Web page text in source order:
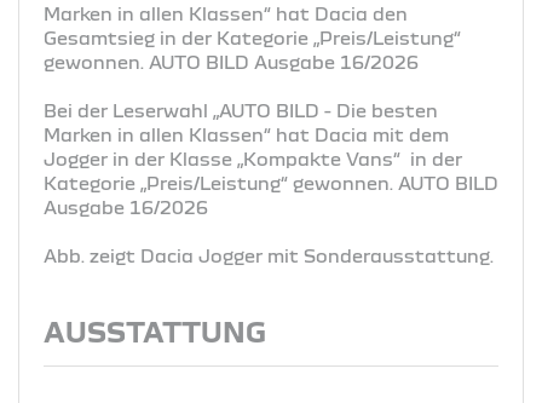
Marken in allen Klassen“ hat Dacia den
Gesamtsieg in der Kategorie „Preis/Leistung“
gewonnen. AUTO BILD Ausgabe 16/2026
Bei der Leserwahl „AUTO BILD - Die besten
Marken in allen Klassen“ hat Dacia mit dem
Jogger in der Klasse „Kompakte Vans“ in der
Kategorie „Preis/Leistung“ gewonnen. AUTO BILD
Ausgabe 16/2026
Abb. zeigt Dacia Jogger mit Sonderausstattung.
AUSSTATTUNG